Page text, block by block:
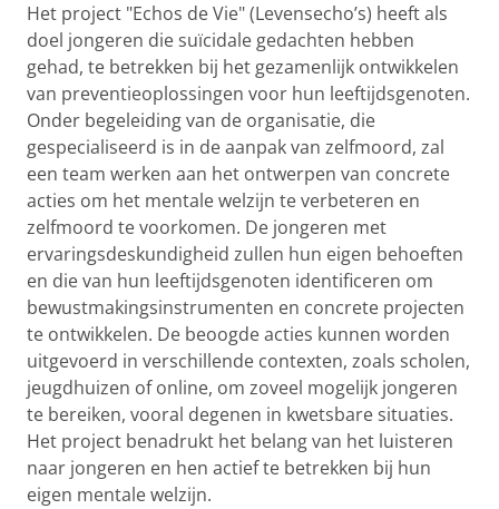
Het project "Echos de Vie" (Levensecho’s) heeft als
doel jongeren die suïcidale gedachten hebben
gehad, te betrekken bij het gezamenlijk ontwikkelen
van preventieoplossingen voor hun leeftijdsgenoten.
Onder begeleiding van de organisatie, die
gespecialiseerd is in de aanpak van zelfmoord, zal
een team werken aan het ontwerpen van concrete
acties om het mentale welzijn te verbeteren en
zelfmoord te voorkomen. De jongeren met
ervaringsdeskundigheid zullen hun eigen behoeften
en die van hun leeftijdsgenoten identificeren om
bewustmakingsinstrumenten en concrete projecten
te ontwikkelen. De beoogde acties kunnen worden
uitgevoerd in verschillende contexten, zoals scholen,
jeugdhuizen of online, om zoveel mogelijk jongeren
te bereiken, vooral degenen in kwetsbare situaties.
Het project benadrukt het belang van het luisteren
naar jongeren en hen actief te betrekken bij hun
eigen mentale welzijn.